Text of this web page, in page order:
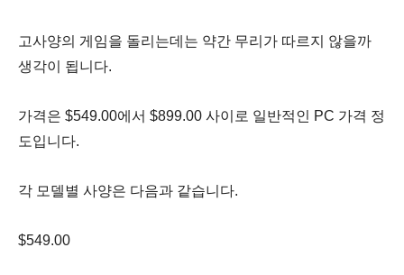
고사양의 게임을 돌리는데는 약간 무리가 따르지 않을까
생각이 됩니다.
가격은 $549.00에서 $899.00 사이로 일반적인 PC 가격 정
도입니다.
각 모델별 사양은 다음과 같습니다.
$549.00